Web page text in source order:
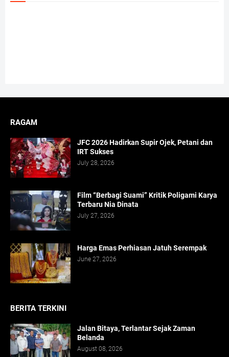
RAGAM
JFC 2026 Hadirkan Supir Ojek, Petani dan
IRT Sukses
July 28, 2026
Film “Berbagi Suami” Kritik Poligami Karya
Terbaru Nia Dinata
July 27, 2026
Harga Emas Perhiasan Jatuh Serempak
June 27, 2026
BERITA TERKINI
Jalan Bitaya, Terlantar Sejak Zaman
Belanda
August 08, 2026